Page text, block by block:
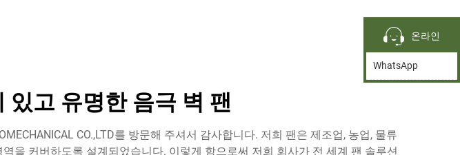
있고 유명한 음극 벽 팬
CO.,LTD를 방문해 주셔서 감사합니다. 저희 팬은 제조업, 농업, 물류
을 커버하도록 설계되었습니다. 이렇게 함으로써 저희 회사가 전 세계 팬 솔루션
온라인
WhatsApp